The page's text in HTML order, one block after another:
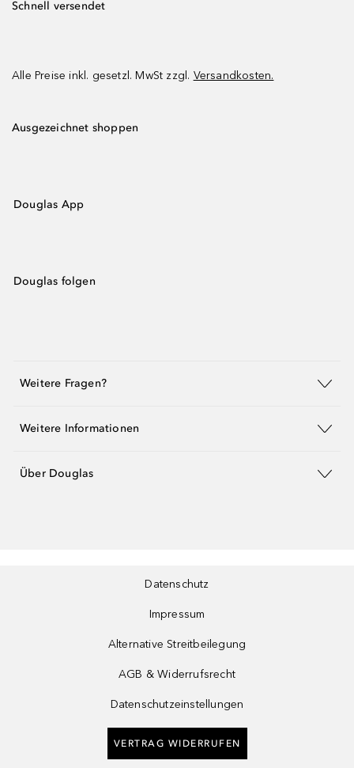
Schnell versendet
Alle Preise inkl. gesetzl. MwSt zzgl. Versandkosten.
Ausgezeichnet shoppen
Douglas App
Douglas folgen
Weitere Fragen?
Weitere Informationen
Über Douglas
Datenschutz
Impressum
Alternative Streitbeilegung
AGB & Widerrufsrecht
Datenschutzeinstellungen
VERTRAG WIDERRUFEN